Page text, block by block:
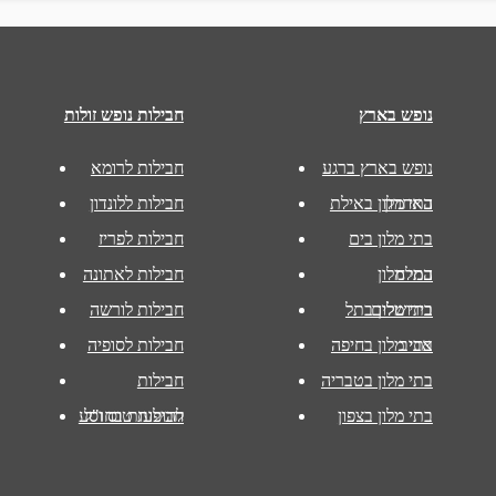
חבילות נופש זולות
חבילות לרומא
חבילות ללונדון
חבילות לפריז
חבילות לאתונה
חבילות לורשה
חבילות לסופיה
חבילות
להופעות בחו"ל
חבילות טוס וסע
נופש בארץ
נופש בארץ ברגע
האחרון
בתי מלון באילת
בתי מלון בים
המלח
בתי מלון
בירושלים
בתי מלון בתל
אביב
בתי מלון בחיפה
בתי מלון בטבריה
בתי מלון בצפון